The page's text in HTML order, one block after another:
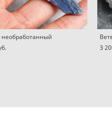
необработанный
3